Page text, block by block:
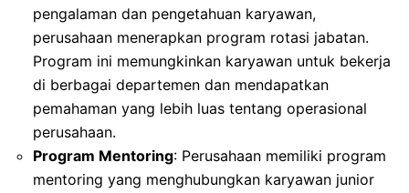
pengalaman dan pengetahuan karyawan,
perusahaan menerapkan program rotasi jabatan.
Program ini memungkinkan karyawan untuk bekerja
di berbagai departemen dan mendapatkan
pemahaman yang lebih luas tentang operasional
perusahaan.
Program Mentoring: Perusahaan memiliki program
mentoring yang menghubungkan karyawan junior